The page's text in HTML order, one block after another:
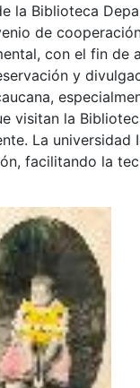
la Biblioteca
de
con el fin de
y
visitan la
La universidad
facilitando la